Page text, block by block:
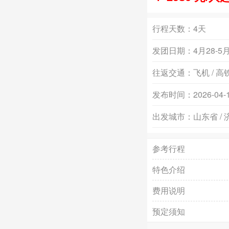
行程天数： 4天
发团日期： 4月28-5
往返交通： 飞机 / 高
发布时间： 2026-04-
出发城市： 山东省 /
参考行程
特色介绍
费用说明
预定须知